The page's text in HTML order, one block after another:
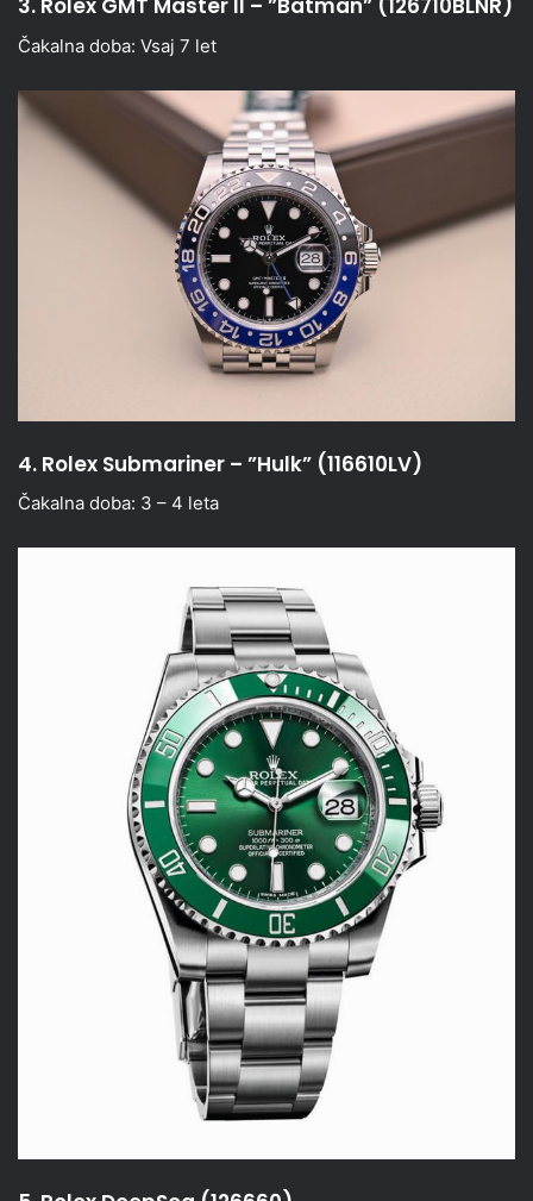
3. Rolex GMT Master II – ”Batman” (126710BLNR)
Čakalna doba: Vsaj 7 let
4. Rolex Submariner – ”Hulk” (116610LV)
Čakalna doba: 3 – 4 leta